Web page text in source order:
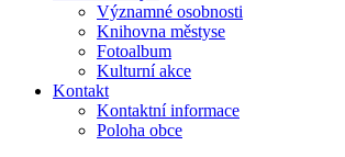
Významné osobnosti
Knihovna městyse
Fotoalbum
Kulturní akce
Kontakt
Kontaktní informace
Poloha obce